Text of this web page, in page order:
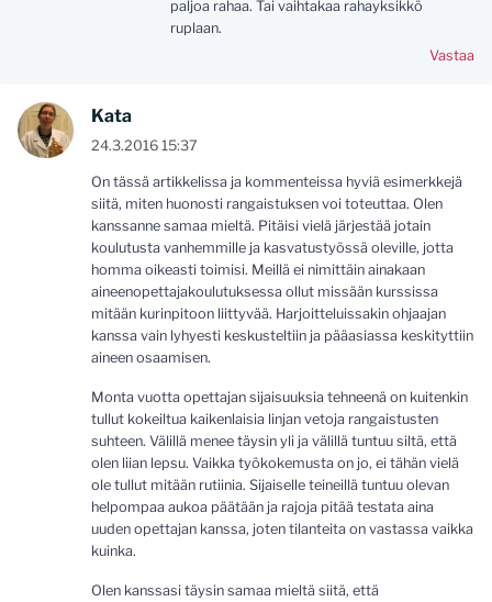
paljoa rahaa. Tai vaihtakaa rahayksikkö
ruplaan.
Vastaa
Kata
24.3.2016 15:37
On tässä artikkelissa ja kommenteissa hyviä esimerkkejä
siitä, miten huonosti rangaistuksen voi toteuttaa. Olen
kanssanne samaa mieltä. Pitäisi vielä järjestää jotain
koulutusta vanhemmille ja kasvatustyössä oleville, jotta
homma oikeasti toimisi. Meillä ei nimittäin ainakaan
aineenopettajakoulutuksessa ollut missään kurssissa
mitään kurinpitoon liittyvää. Harjoitteluissakin ohjaajan
kanssa vain lyhyesti keskusteltiin ja pääasiassa keskityttiin
aineen osaamisen.
Monta vuotta opettajan sijaisuuksia tehneenä on kuitenkin
tullut kokeiltua kaikenlaisia linjan vetoja rangaistusten
suhteen. Välillä menee täysin yli ja välillä tuntuu siltä, että
olen liian lepsu. Vaikka työkokemusta on jo, ei tähän vielä
ole tullut mitään rutiinia. Sijaiselle teineillä tuntuu olevan
helpompaa aukoa päätään ja rajoja pitää testata aina
uuden opettajan kanssa, joten tilanteita on vastassa vaikka
kuinka.
Olen kanssasi täysin samaa mieltä siitä, että